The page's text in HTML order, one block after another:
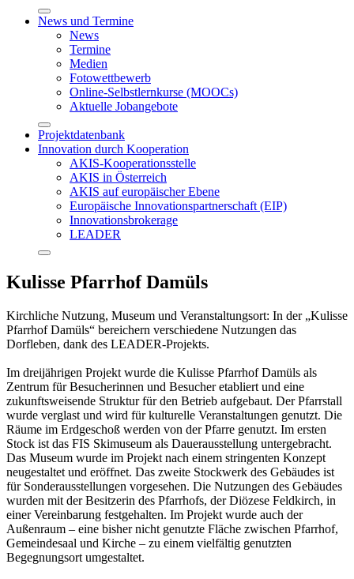
News und Termine
News
Termine
Medien
Fotowettbewerb
Online-Selbstlernkurse (MOOCs)
Aktuelle Jobangebote
Projektdatenbank
Innovation durch Kooperation
AKIS-Kooperationsstelle
AKIS in Österreich
AKIS auf europäischer Ebene
Europäische Innovationspartnerschaft (EIP)
Innovationsbrokerage
LEADER
Kulisse Pfarrhof Damüls
Kirchliche Nutzung, Museum und Veranstaltungsort: In der „Kulisse
Pfarrhof Damüls“ bereichern verschiedene Nutzungen das
Dorfleben, dank des LEADER-Projekts.
Im dreijährigen Projekt wurde die Kulisse Pfarrhof Damüls als
Zentrum für Besucherinnen und Besucher etabliert und eine
zukunftsweisende Struktur für den Betrieb aufgebaut. Der Pfarrstall
wurde verglast und wird für kulturelle Veranstaltungen genutzt. Die
Räume im Erdgeschoß werden von der Pfarre genutzt. Im ersten
Stock ist das FIS Skimuseum als Dauerausstellung untergebracht.
Das Museum wurde im Projekt nach einem stringenten Konzept
neugestaltet und eröffnet. Das zweite Stockwerk des Gebäudes ist
für Sonderausstellungen vorgesehen. Die Nutzungen des Gebäudes
wurden mit der Besitzerin des Pfarrhofs, der Diözese Feldkirch, in
einer Vereinbarung festgehalten. Im Projekt wurde auch der
Außenraum – eine bisher nicht genutzte Fläche zwischen Pfarrhof,
Gemeindesaal und Kirche – zu einem vielfältig genutzten
Begegnungsort umgestaltet.